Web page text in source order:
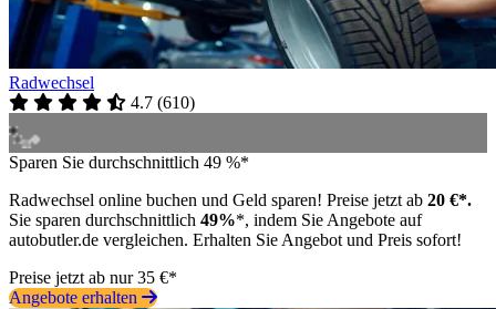
Radwechsel
4.7 (610)
Sparen Sie durchschnittlich 49 %*
Radwechsel online buchen und Geld sparen! Preise jetzt ab 20 €*.
Sie sparen durchschnittlich 49%*, indem Sie Angebote auf
autobutler.de vergleichen. Erhalten Sie Angebot und Preis sofort!
Preise jetzt ab nur 35 €*
Angebote erhalten